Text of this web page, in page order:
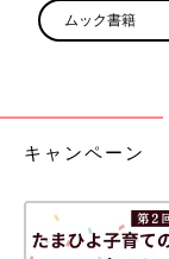
ムック書籍
キャンペーン